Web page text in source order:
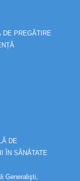
DE PREGĂTIRE
DE
ÎN SĂNĂTATE
Generalişti,